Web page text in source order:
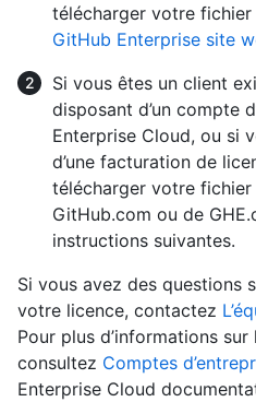
télécharger votre
GitHub Enterprise site
Si vous êtes un client
disposant d’un compte
Enterprise Cloud, ou si
d’une facturation de
télécharger votre
GitHub.com ou de
instructions suivantes.
Si vous avez des questions
votre licence, contactez
Pour plus d’informations
consultez Comptes
Enterprise Cloud